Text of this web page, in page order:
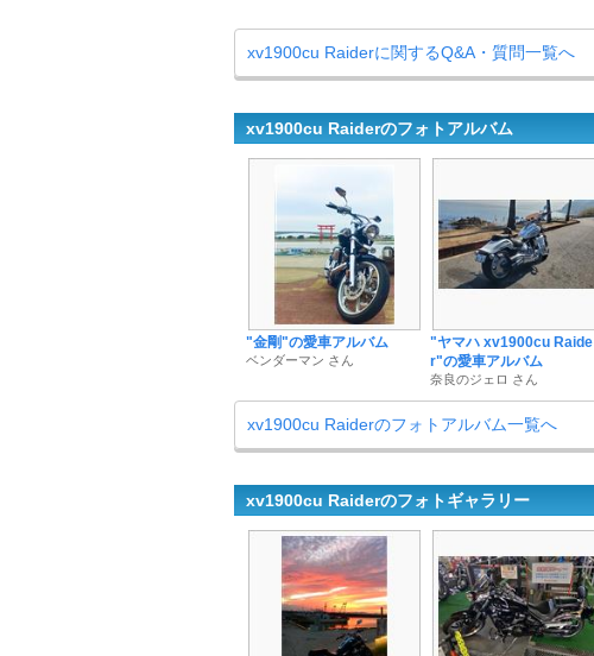
xv1900cu Raiderに関するQ&A・質問一覧へ
xv1900cu Raiderのフォトアルバム
"金剛"の愛車アルバム
ベンダーマン さん
"ヤマハ xv1900cu Raide
r"の愛車アルバム
奈良のジェロ さん
xv1900cu Raiderのフォトアルバム一覧へ
xv1900cu Raiderのフォトギャラリー